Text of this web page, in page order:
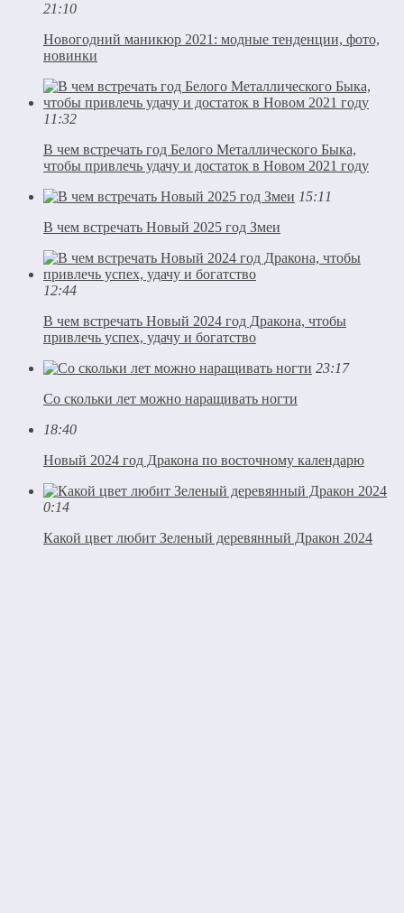
21:10
Новогодний маникюр 2021: модные тенденции, фото,
новинки
11:32
В чем встречать год Белого Металлического Быка,
чтобы привлечь удачу и достаток в Новом 2021 году
15:11
В чем встречать Новый 2025 год Змеи
12:44
В чем встречать Новый 2024 год Дракона, чтобы
привлечь успех, удачу и богатство
23:17
Со скольки лет можно наращивать ногти
18:40
Новый 2024 год Дракона по восточному календарю
0:14
Какой цвет любит Зеленый деревянный Дракон 2024